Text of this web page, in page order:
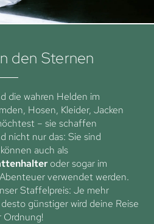
den Sternen
die wahren Helden im
Hosen, Kleider, Jacken
– sie schaffen
nicht nur das: Sie sind
auch als
oder sogar im
verwendet werden.
Staffelpreis: Je mehr
günstiger wird deine Reise
Ordnung!